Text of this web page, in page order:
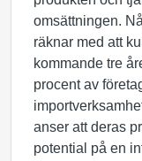
omsättningen.
räknar med att
kommande tre
procent av
anser att deras
potential på en